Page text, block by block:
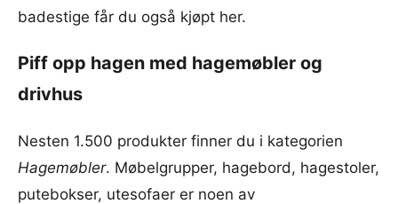
badestige får du også kjøpt her.
Piff opp hagen med hagemøbler og
drivhus
Nesten 1.500 produkter finner du i kategorien
Hagemøbler. Møbelgrupper, hagebord, hagestoler,
putebokser, utesofaer er noen av